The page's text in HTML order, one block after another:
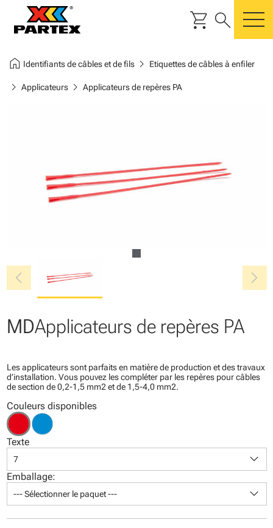
shopping_cart search
home Identifiants de câbles et de filschevron_right Etiquettes de câbles à enfiler
chevron_right Applicateurschevron_right Applicateurs de repères PA
chevron_left chevron_right
MDApplicateurs de repères PA
Les applicateurs sont parfaits en matière de production et des travaux
d’installation. Vous pouvez les compléter par les repères pour câbles
de section de 0,2-1,5 mm2 et de 1,5-4,0 mm2.
Couleurs disponibles
Texte
7 keyboard_arrow_down
Emballage:
--- Sélectionner le paquet --- keyboard_arrow_down